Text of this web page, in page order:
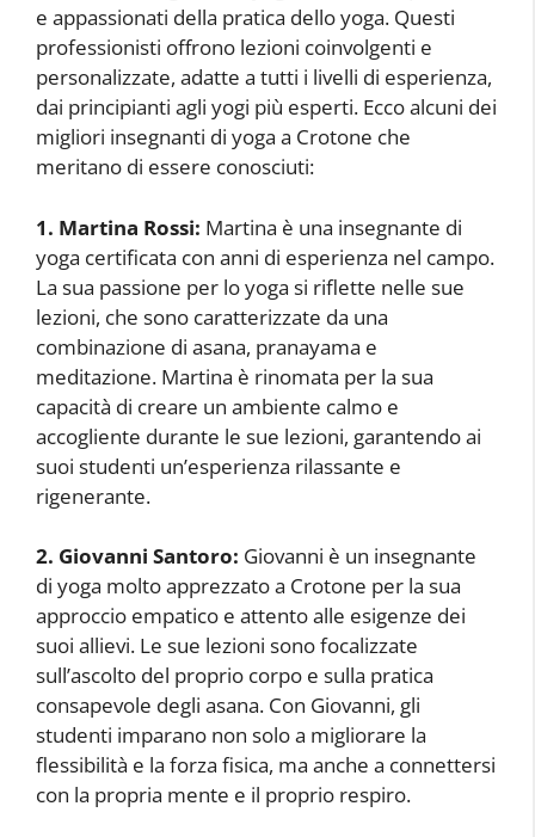
e appassionati della pratica dello yoga. Questi
professionisti offrono lezioni coinvolgenti e
personalizzate, adatte a tutti i livelli di esperienza,
dai principianti agli yogi più esperti. Ecco alcuni dei
migliori insegnanti di yoga a Crotone che
meritano di essere conosciuti:
1. Martina Rossi: Martina è una insegnante di
yoga certificata con anni di esperienza nel campo.
La sua passione per lo yoga si riflette nelle sue
lezioni, che sono caratterizzate da una
combinazione di asana, pranayama e
meditazione. Martina è rinomata per la sua
capacità di creare un ambiente calmo e
accogliente durante le sue lezioni, garantendo ai
suoi studenti un’esperienza rilassante e
rigenerante.
2. Giovanni Santoro: Giovanni è un insegnante
di yoga molto apprezzato a Crotone per la sua
approccio empatico e attento alle esigenze dei
suoi allievi. Le sue lezioni sono focalizzate
sull’ascolto del proprio corpo e sulla pratica
consapevole degli asana. Con Giovanni, gli
studenti imparano non solo a migliorare la
flessibilità e la forza fisica, ma anche a connettersi
con la propria mente e il proprio respiro.